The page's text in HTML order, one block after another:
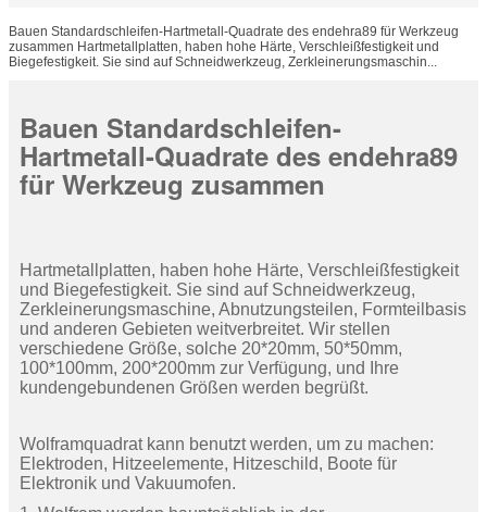
Bauen Standardschleifen-Hartmetall-Quadrate des endehra89 für Werkzeug
zusammen Hartmetallplatten, haben hohe Härte, Verschleißfestigkeit und
Biegefestigkeit. Sie sind auf Schneidwerkzeug, Zerkleinerungsmaschin...
Bauen Standardschleifen-
Hartmetall-Quadrate des endehra89
für Werkzeug zusammen
Hartmetallplatten, haben hohe Härte, Verschleißfestigkeit
und Biegefestigkeit. Sie sind auf Schneidwerkzeug,
Zerkleinerungsmaschine, Abnutzungsteilen, Formteilbasis
und anderen Gebieten weitverbreitet. Wir stellen
verschiedene Größe, solche 20*20mm, 50*50mm,
100*100mm, 200*200mm zur Verfügung, und Ihre
kundengebundenen Größen werden begrüßt.
Wolframquadrat kann benutzt werden, um zu machen:
Elektroden, Hitzeelemente, Hitzeschild, Boote für
Elektronik und Vakuumofen.